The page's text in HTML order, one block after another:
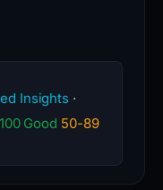
Insights ·
Good 50-89